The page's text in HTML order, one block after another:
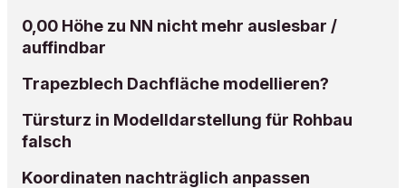
0,00 Höhe zu NN nicht mehr auslesbar /
auffindbar
Trapezblech Dachfläche modellieren?
Türsturz in Modelldarstellung für Rohbau
falsch
Koordinaten nachträglich anpassen